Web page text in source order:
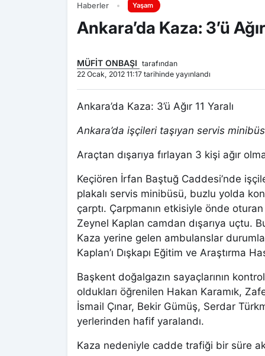
Haberler Yaşam
Ankara’da Kaza: 3’ü
MÜFİT ONBAŞI tarafından
22 Ocak, 2012 11:17 tarihinde yayınlandı
Ankara’da Kaza: 3’ü Ağır 11 Yaralı
Ankara’da işçileri taşıyan servis
Araçtan dışarıya fırlayan 3 kişi ağır
Keçiören İrfan Baştuğ Caddesi’nde
plakalı servis minibüsü, buzlu yolda
çarptı. Çarpmanın etkisiyle önde
Zeynel Kaplan camdan dışarıya uçtu.
Kaza yerine gelen ambulanslar
Kaplan’ı Dışkapı Eğitim ve Araştırma
Başkent doğalgazın sayaçlarının
oldukları öğrenilen Hakan Karamık,
İsmail Çınar, Bekir Gümüş, Serdar
yerlerinden hafif yaralandı.
Kaza nedeniyle cadde trafiği bir süre